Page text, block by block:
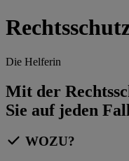
Die Helferin
Mit der
Sie auf jeden
WOZU?